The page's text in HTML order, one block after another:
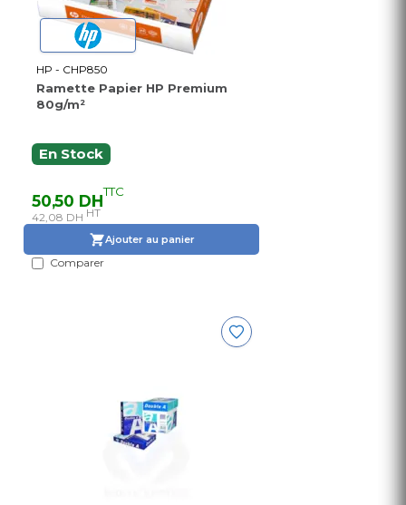
HP - CHP850
Ramette Papier HP Premium
80g/m²
En Stock
50,50 DHTTC
42,08 DH HT
Ajouter au panier
Comparer